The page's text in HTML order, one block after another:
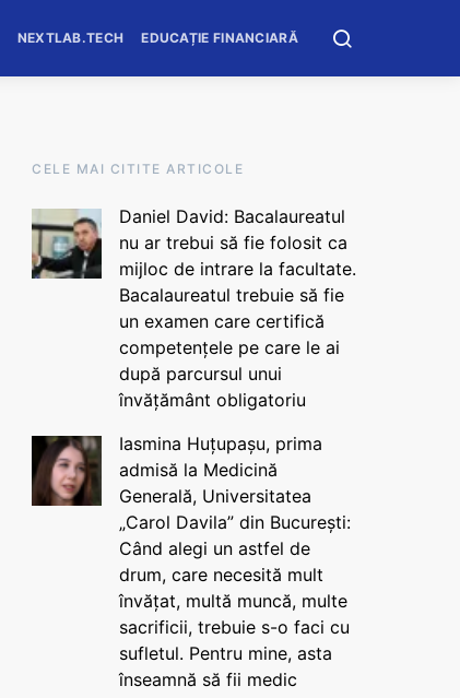
NEXTLAB.TECH EDUCAȚIE FINANCIARĂ
CELE MAI CITITE ARTICOLE
Daniel David: Bacalaureatul
nu ar trebui să fie folosit ca
mijloc de intrare la facultate.
Bacalaureatul trebuie să fie
un examen care certifică
competențele pe care le ai
după parcursul unui
învățământ obligatoriu
Iasmina Huțupașu, prima
admisă la Medicină
Generală, Universitatea
„Carol Davila” din București:
Când alegi un astfel de
drum, care necesită mult
învățat, multă muncă, multe
sacrificii, trebuie s-o faci cu
sufletul. Pentru mine, asta
înseamnă să fii medic